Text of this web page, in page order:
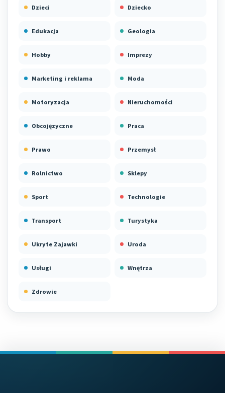
Dzieci Dziecko
Edukacja Geologia
Hobby Imprezy
Marketing i reklama Moda
Motoryzacja Nieruchomości
Obcojęzyczne Praca
Prawo Przemysł
Rolnictwo Sklepy
Sport Technologie
Transport Turystyka
Ukryte Zajawki Uroda
Usługi Wnętrza
Zdrowie